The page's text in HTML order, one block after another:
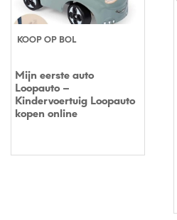
KOOP OP BOL
Mijn eerste auto
Loopauto –
Kindervoertuig Loopauto
kopen online